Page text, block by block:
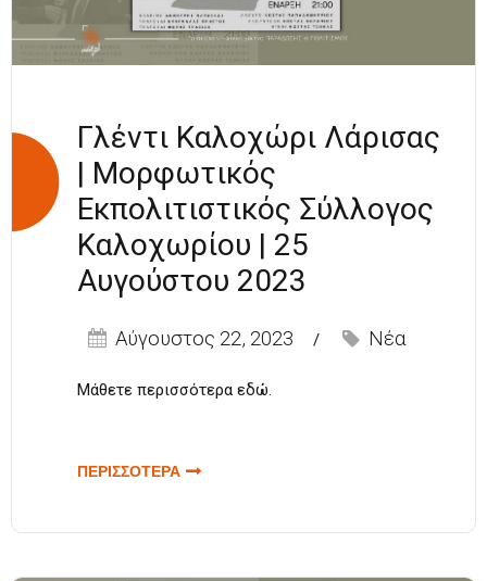
Γλέντι Καλοχώρι Λάρισας
| Μορφωτικός
Εκπολιτιστικός Σύλλογος
Καλοχωρίου | 25
Αυγούστου 2023
Αύγουστος 22, 2023 Νέα
Μάθετε περισσότερα εδώ.
ΠΕΡΙΣΣΟΤΕΡΑ ΓΙΑ ΓΛΕΝΤΙ